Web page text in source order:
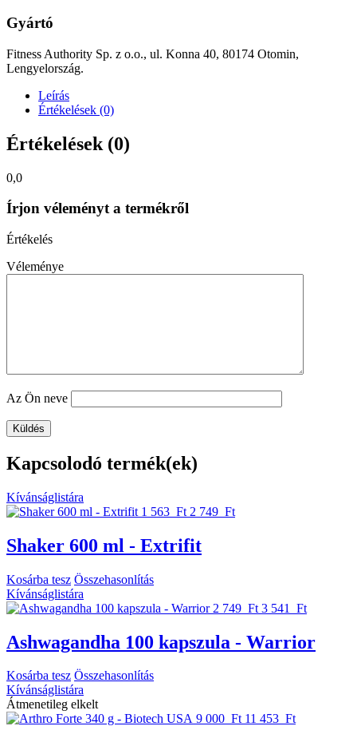
Gyártó
Fitness Authority Sp. z o.o., ul. Konna 40, 80174 Otomin,
Lengyelország.
Leírás
Értékelések (0)
Értékelések (0)
0,0
Írjon véleményt a termékről
Értékelés
Véleménye
Az Ön neve
Kapcsolodó termék(ek)
Kívánságlistára
1 563 Ft 2 749 Ft
Shaker 600 ml - Extrifit
Kosárba tesz Összehasonlítás
Kívánságlistára
2 749 Ft 3 541 Ft
Ashwagandha 100 kapszula - Warrior
Kosárba tesz Összehasonlítás
Kívánságlistára
Átmenetileg elkelt
9 000 Ft 11 453 Ft